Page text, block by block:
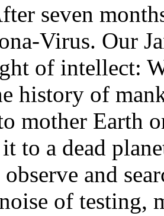
seven
Virus. Our
of intellect:
history of
mother Earth
to a dead
observe and
of testing,